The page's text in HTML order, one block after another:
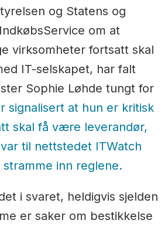
og Statens og
om at
virksomheter fortsatt skal
IT-selskapet, har falt
Sophie Løhde tungt for
signalisert at hun er kritisk
skal få være leverandør,
til nettstedet ITWatch
inn reglene.
i svaret, heldigvis sjelden
er saker om bestikkelse